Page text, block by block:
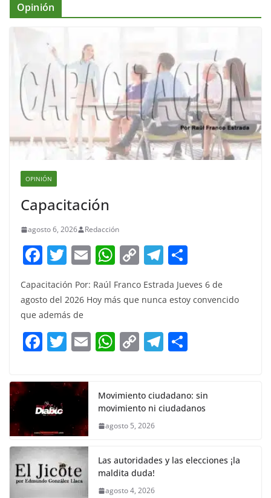
Opinión
OPINIÓN
Capacitación
agosto 6, 2026 Redacción
F
a
c
e
b
o
k
T
itt
er
E
m
ai
W
at
A
p
C
p
Li
n
T
el
e
a
m
ar
e
Capacitación Por: Raúl Franco Estrada Jueves 6 de
agosto del 2026 Hoy más que nunca estoy convencido
que además de
F
c
e
b
o
o
k
T
itt
er
E W
s
A
p
C
y
Li
k
T
gr
a
e
Movimiento ciudadano: sin
movimiento ni ciudadanos
agosto 5, 2026
Las autoridades y las elecciones ¡la
maldita duda!
agosto 4, 2026